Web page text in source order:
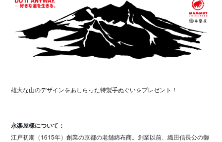
雄大な山のデザインをあしらった特製手ぬぐいをプレゼント！
永楽屋様について：
江戸初期（1615年）創業の京都の老舗綿布商。創業以前、織田信長公の御